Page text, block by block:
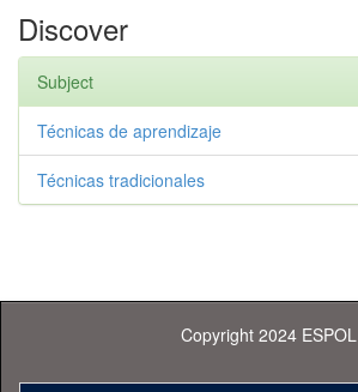
Discover
Subject
Técnicas de aprendizaje
Técnicas tradicionales
Copyright 2024 ESPOL